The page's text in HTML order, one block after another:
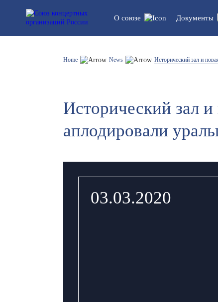
О союзе
Устав союза
Документы
Legal
Home News Исторический зал и
Исторический зал
аплодировали
03.03.2020